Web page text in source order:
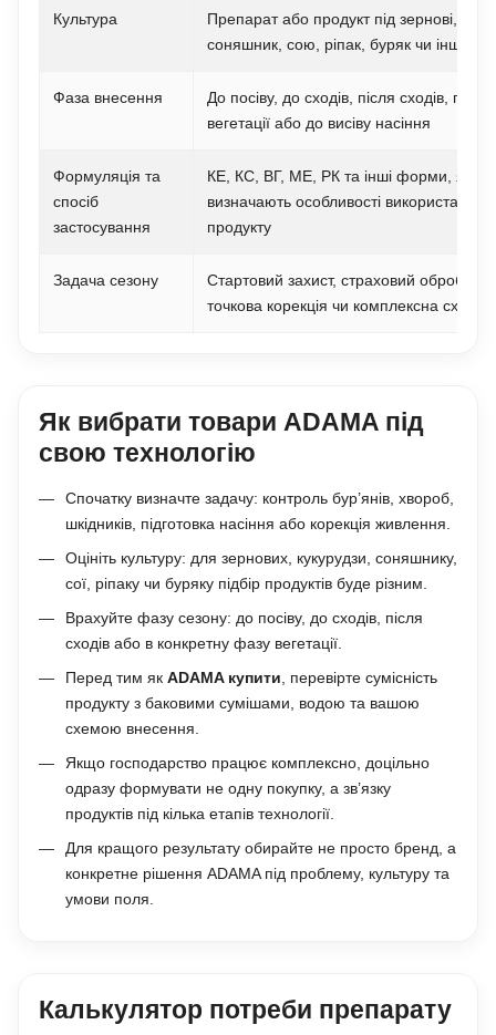
Культура
Препарат або продукт під зернові,
соняшник, сою, ріпак, буряк чи іншу
Фаза внесення
До посіву, до сходів, після сходів, під
вегетації або до висіву насіння
Формуляція та
спосіб
застосування
КЕ, КС, ВГ, МЕ, РК та інші форми, які
визначають особливості використання
продукту
Задача сезону
Стартовий захист, страховий обробіток,
точкова корекція чи комплексна схема
Як вибрати товари ADAMA під
свою технологію
Спочатку визначте задачу: контроль бур’янів, хвороб,
шкідників, підготовка насіння або корекція живлення.
Оцініть культуру: для зернових, кукурудзи, соняшнику,
сої, ріпаку чи буряку підбір продуктів буде різним.
Врахуйте фазу сезону: до посіву, до сходів, після
сходів або в конкретну фазу вегетації.
Перед тим як ADAMA купити, перевірте сумісність
продукту з баковими сумішами, водою та вашою
схемою внесення.
Якщо господарство працює комплексно, доцільно
одразу формувати не одну покупку, а зв’язку
продуктів під кілька етапів технології.
Для кращого результату обирайте не просто бренд, а
конкретне рішення ADAMA під проблему, культуру та
умови поля.
Калькулятор потреби препарату